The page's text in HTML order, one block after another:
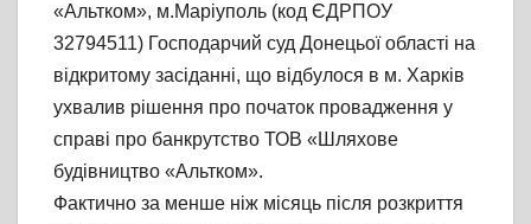
«Альтком», м.Маріуполь (код ЄДРПОУ
32794511) Господарчий суд Донецьої області на
відкритому засіданні, що відбулося в м. Харків
ухвалив рішення про початок провадження у
справі про банкрутство ТОВ «Шляхове
будівництво «Альтком».
Фактично за менше ніж місяць після розкриття